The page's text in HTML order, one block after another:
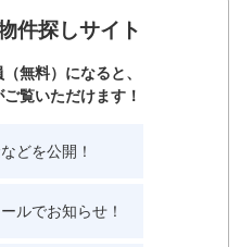
件探しサイト
無料）になると、
ご覧いただけます！
どを公開！
ルでお知らせ！